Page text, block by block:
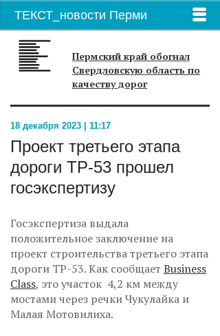
ТЕКСТ_новости Перми
Пермский край обогнал
Свердловскую область по
качеству дорог
18 декабря 2023 | 11:17
Проект третьего этапа
дороги ТР-53 прошел
госэкспертизу
Госэкспертиза выдала
положительное заключение на
проект строительства третьего этапа
дороги ТР-53. Как сообщает Business
Class, это участок 4,2 км между
мостами через речки Чукулайка и
Малая Мотовилиха.